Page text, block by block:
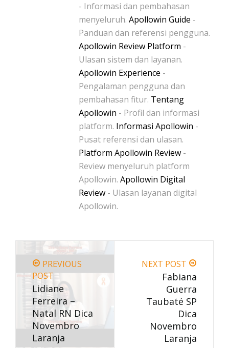
- Informasi dan pembahasan
menyeluruh. Apollowin Guide -
Panduan dan referensi pengguna.
Apollowin Review Platform -
Ulasan sistem dan layanan.
Apollowin Experience -
Pengalaman pengguna dan
pembahasan fitur. Tentang
Apollowin - Profil dan informasi
platform. Informasi Apollowin -
Pusat referensi dan ulasan.
Platform Apollowin Review -
Review menyeluruh platform
Apollowin. Apollowin Digital
Review - Ulasan layanan digital
Apollowin.
PREVIOUS
POST
Lidiane
Ferreira –
Natal RN Dica
Novembro
Laranja
NEXT POST
Fabiana
Guerra
Taubaté SP
Dica
Novembro
Laranja